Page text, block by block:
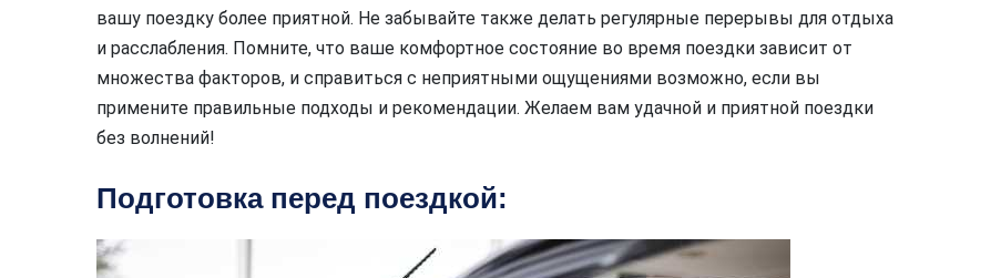
вашу поездку более приятной. Не забывайте также делать регулярные перерывы для отдыха
и расслабления. Помните, что ваше комфортное состояние во время поездки зависит от
множества факторов, и справиться с неприятными ощущениями возможно, если вы
примените правильные подходы и рекомендации. Желаем вам удачной и приятной поездки
без волнений!
Подготовка перед поездкой: